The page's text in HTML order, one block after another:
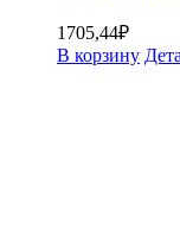
1705,44₽
В корзину